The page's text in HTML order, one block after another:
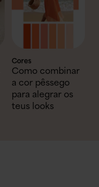
Cores
Como combinar
a cor pêssego
para alegrar os
teus looks